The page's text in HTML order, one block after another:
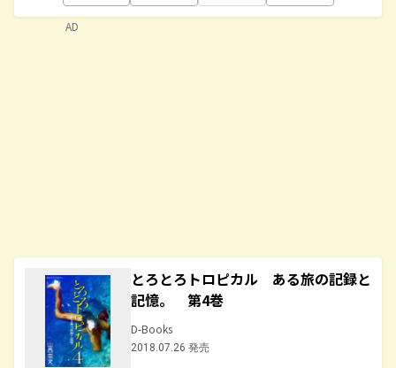
とろとろトロピカル ある旅の記録と
記憶。 第4巻
D-Books
2018.07.26 発売
AD